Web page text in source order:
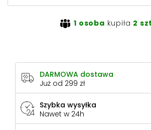
1 osoba kupiła 2
DARMOWA dostawa
Już od 299 zł
Szybka wysyłka
Nawet w 24h